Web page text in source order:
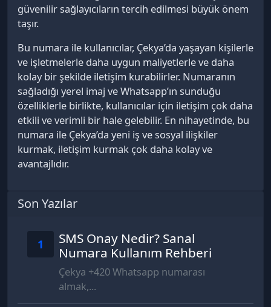
güvenilir sağlayıcıların tercih edilmesi büyük önem
taşır.
Bu numara ile kullanıcılar, Çekya’da yaşayan kişilerle
ve işletmelerle daha uygun maliyetlerle ve daha
kolay bir şekilde iletişim kurabilirler. Numaranın
sağladığı yerel imaj ve Whatsapp’ın sunduğu
özelliklerle birlikte, kullanıcılar için iletişim çok daha
etkili ve verimli bir hale gelebilir. En nihayetinde, bu
numara ile Çekya’da yeni iş ve sosyal ilişkiler
kurmak, iletişim kurmak çok daha kolay ve
avantajlıdır.
Son Yazılar
1
SMS Onay Nedir? Sanal
Numara Kullanım Rehberi
Çekya +420 Whatsapp numarası
almak,...